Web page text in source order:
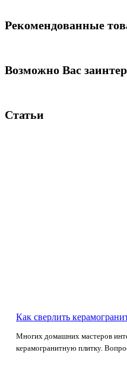
Рекомендованные
Возможно Вас
Статьи
Как сверлить
Многих домашних мастеров
керамогранитную плитку.